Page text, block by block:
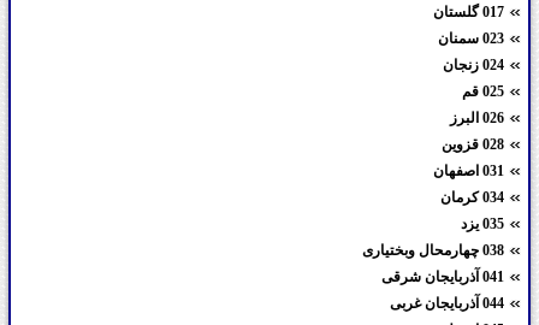
017 گلستان
023 سمنان
024 زنجان
025 قم
026 البرز
028 قزوین
031 اصفهان
034 کرمان
035 یزد
038 چهارمحال وبختیاری
041 آذربایجان شرقی
044 آذربایجان غربی